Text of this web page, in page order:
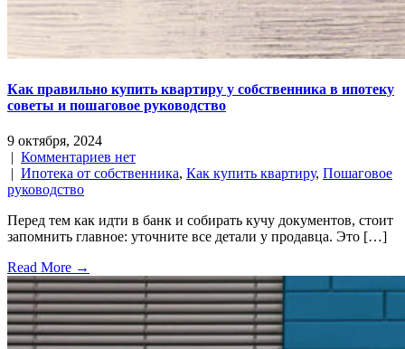
Как правильно купить квартиру у собственника в ипотеку
советы и пошаговое руководство
9 октября, 2024
| Комментариев нет
| Ипотека от собственника, Как купить квартиру, Пошаговое
руководство
Перед тем как идти в банк и собирать кучу документов, стоит
запомнить главное: уточните все детали у продавца. Это […]
Read More →